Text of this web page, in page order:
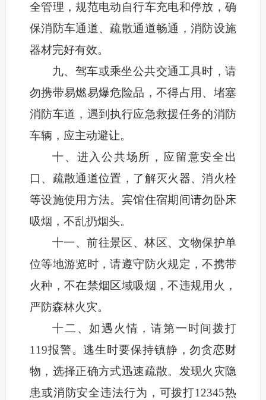
全管理，规范电动自行车充电和停放，确
保消防车通道、疏散通道畅通，消防设施
器材完好有效。
九、驾车或乘坐公共交通工具时，请
勿携带易燃易爆危险品，不得占用、堵塞
消防车道，遇到执行应急救援任务的消防
车辆，应主动避让。
十、进入公共场所，应留意安全出
口、疏散通道位置，了解灭火器、消火栓
等设施使用方法。宾馆住宿期间请勿卧床
吸烟，不乱扔烟头。
十一、前往景区、林区、文物保护单
位等地游览时，请遵守防火规定，不携带
火种，不在禁烟区域吸烟，不违规用火，
严防森林火灾。
十二、如遇火情，请第一时间拨打
119报警。逃生时要保持镇静，勿贪恋财
物，选择正确方式迅速疏散。发现火灾隐
患或消防安全违法行为，可拨打12345热